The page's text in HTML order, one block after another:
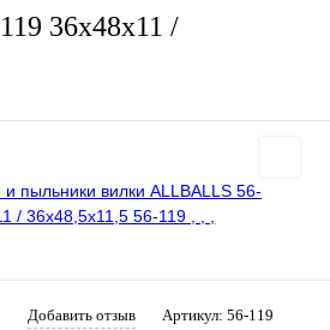
36x48x11 /
Добавить отзыв Артикул: 56-119